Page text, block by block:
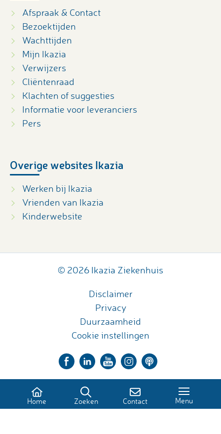
Afspraak & Contact
Bezoektijden
Wachttijden
Mijn Ikazia
Verwijzers
Cliëntenraad
Klachten of suggesties
Informatie voor leveranciers
Pers
Overige websites Ikazia
Werken bij Ikazia
Vrienden van Ikazia
Kinderwebsite
© 2026 Ikazia Ziekenhuis
Disclaimer
Privacy
Duurzaamheid
Cookie instellingen
Home Zoeken Contact Menu